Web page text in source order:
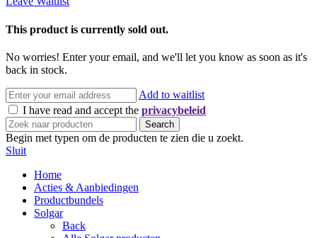
This product is currently sold out.
No worries! Enter your email, and we'll let you know as soon as it's
back in stock.
Add to waitlist
I have read and accept the privacybeleid
Search
Begin met typen om de producten te zien die u zoekt.
Sluit
Home
Acties & Aanbiedingen
Productbundels
Solgar
Back